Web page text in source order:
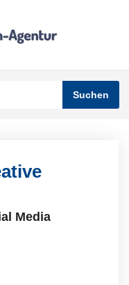
Media